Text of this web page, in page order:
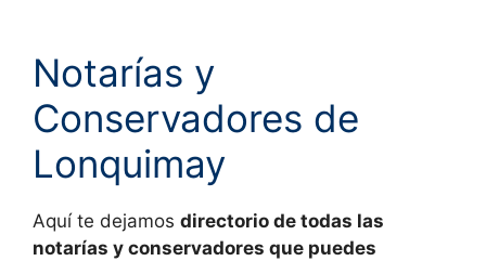
Notarías y
Conservadores de
Lonquimay
Aquí te dejamos directorio de todas las
notarías y conservadores que puedes